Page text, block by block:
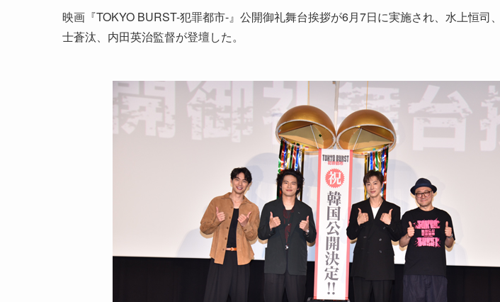
映画『TOKYO BURST-犯罪都市-』公開御礼舞台挨拶が6月7日に実施され、水上恒司
士蒼汰、内田英治監督が登壇した。